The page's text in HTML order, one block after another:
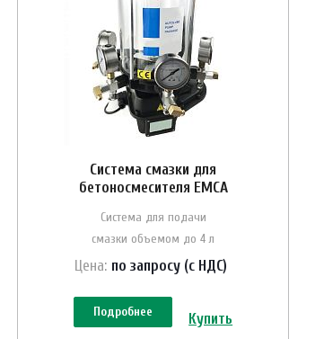
Система смазки для
бетоносмесителя ЕМСА
Система для подачи
смазки объемом до 4 л
Цена: по запросу (с НДС)
Подробнее Купить